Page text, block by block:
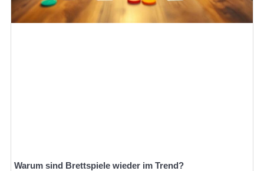
Warum sind Brettspiele wieder im Trend?